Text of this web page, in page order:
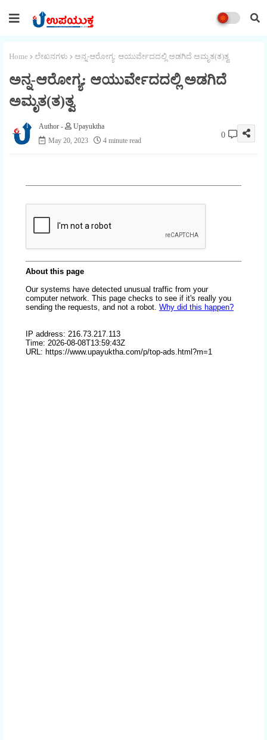
Home ಲೇಖನಗಳು ಅನ್ನ-ಆರೋಗ್ಯ: ಆಯುರ್ವೇದದಲ್ಲಿ ಅಡಗಿದೆ ಅಮೃತ(ತ)ತ್ವ
ಅನ್ನ-ಆರೋಗ್ಯ: ಆಯುರ್ವೇದದಲ್ಲಿ ಅಡಗಿದೆ
ಅಮೃತ(ತ)ತ್ವ
Upayuktha
May 20, 2023
4 minute read
0